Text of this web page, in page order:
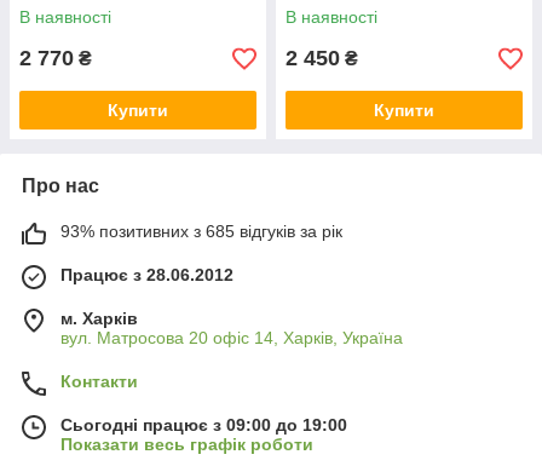
В наявності
2 770 ₴
Купити
В наявності
2 450 ₴
Купити
Про нас
93% позитивних з 685 відгуків за рік
Працює з 28.06.2012
м. Харків
вул. Матросова 20 офіс 14, Харків, Україна
Контакти
Сьогодні працює з 09:00 до 19:00
Показати весь графік роботи